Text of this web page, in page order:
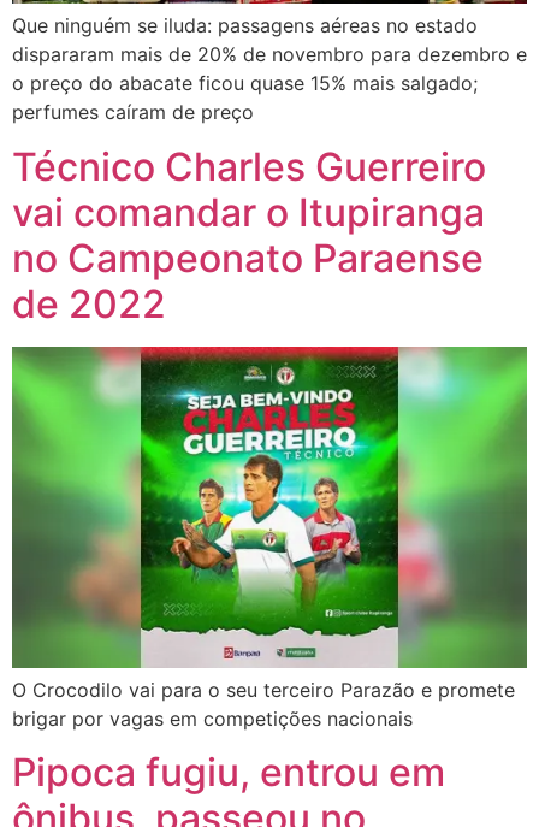
Que ninguém se iluda: passagens aéreas no estado
dispararam mais de 20% de novembro para dezembro e
o preço do abacate ficou quase 15% mais salgado;
perfumes caíram de preço
Técnico Charles Guerreiro
vai comandar o Itupiranga
no Campeonato Paraense
de 2022
O Crocodilo vai para o seu terceiro Parazão e promete
brigar por vagas em competições nacionais
Pipoca fugiu, entrou em